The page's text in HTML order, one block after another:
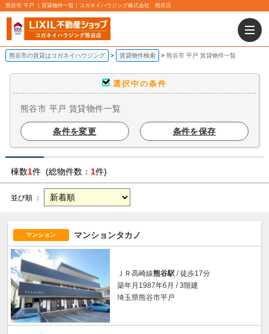
熊谷市 平戸 ｜賃貸物件一覧｜コガネイハウジング株式会社 熊谷店
熊谷市の賃貸はコガネイハウジング 賃貸物件検索 熊谷市 平戸 賃貸物件一覧
選択中の条件
熊谷市 平戸 賃貸物件一覧
条件を変更 条件を保存
棟数1件 (総物件数： 1件)
並び順 ：
マンション マンションタカノ
ＪＲ高崎線熊谷駅 / 徒歩17分
築年月1987年6月 / 3階建
埼玉県熊谷市平戸